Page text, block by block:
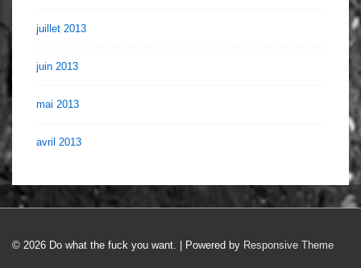
juillet 2013
juin 2013
mai 2013
avril 2013
© 2026 Do what the fuck you want. | Powered by Responsive Theme